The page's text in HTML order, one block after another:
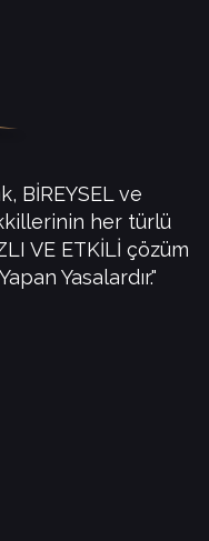
BİREYSEL ve
her türlü
VE ETKİLİ çözüm
Yasalardır."